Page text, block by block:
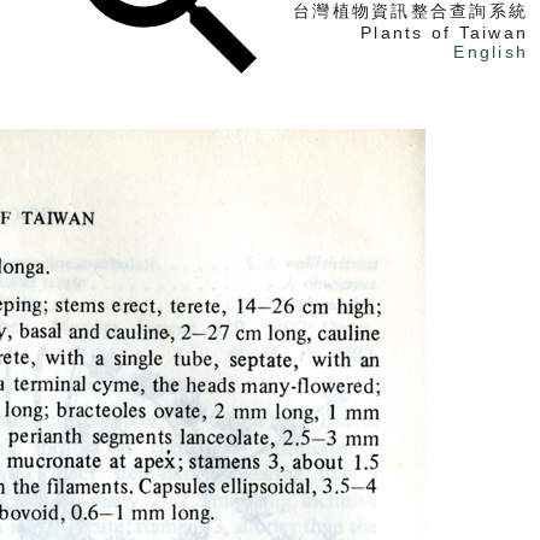
台灣植物資訊整合查詢系統
Plants of Taiwan
English
找植物
找標本